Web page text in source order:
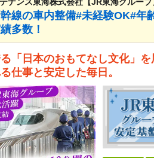
線の車内整備#未経験OK#年
多数！
「日本のおもてなし文化」
仕事と安定した毎日。